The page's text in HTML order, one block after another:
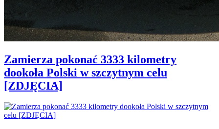
Zamierza pokonać 3333 kilometry
dookoła Polski w szczytnym celu
[ZDJĘCIA]